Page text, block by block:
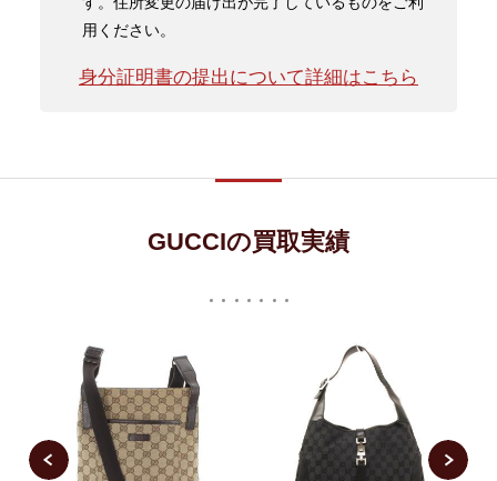
用ください。
身分証明書の提出について詳細はこちら
GUCCIの買取実績